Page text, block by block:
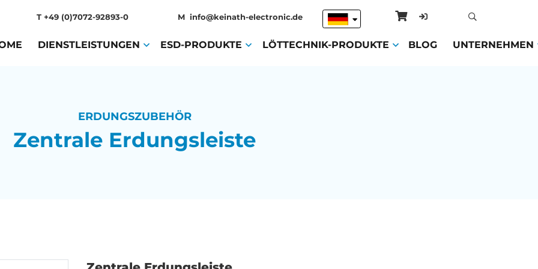
T +49 (0)7072-92893-0 M info@keinath-electronic.de
(CURRENT)
DIENSTLEISTUNGEN (CURRENT)
ESD-PRODUKTE (CURRENT)
LÖTTECHNIK-PRODUKTE (CURRENT)
BLOG(CURRENT)
UNTERNEHMEN
ERDUNGSZUBEHÖR
Zentrale Erdungsleiste